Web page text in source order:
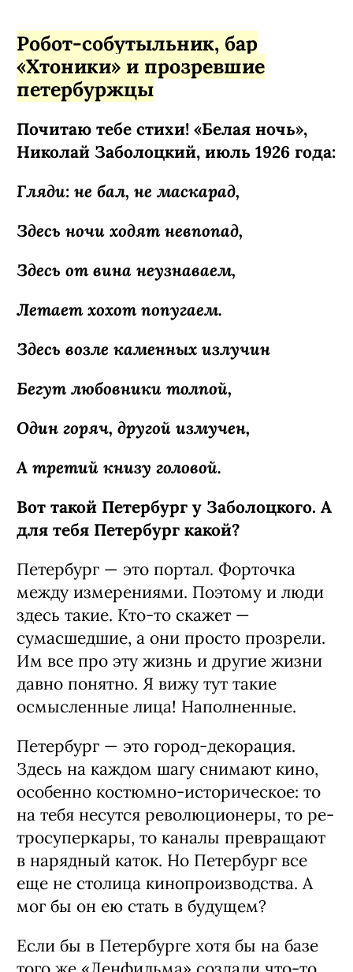
Робот-собутыльник, бар
«Хтоники» и прозревшие
петербуржцы
Почитаю тебе стихи! «Белая ночь»,
Николай Заболоцкий, июль 1926 года:
Гляди: не бал, не маскарад,
Здесь ночи ходят невпопад,
Здесь от вина неузнаваем,
Летает хохот попугаем.
Здесь возле каменных излучин
Бегут любовники толпой,
Один горяч, другой измучен,
А третий книзу головой.
Вот такой Петербург у Заболоцкого. А
для тебя Петербург какой?
Петербург — это портал. Форточка
между измерениями. Поэтому и люди
здесь такие. Кто‑то скажет —
сумасшедшие, а они про­сто прозрели.
Им все про эту жизнь и дру­гие жизни
давно понятно. Я вижу тут такие
осмысленные лица! Наполненные.
Петербург — это город-декорация.
Здесь на каждом шагу снимают кино,
особенно костюмно-историческое: то
на тебя несутся революционеры, то ре­
тросуперкары, то каналы превраща­ют
в нарядный каток. Но Петербург все
еще не столица кинопроизводства. А
мог бы он ею стать в будущем?
Если бы в Петербурге хотя бы на базе